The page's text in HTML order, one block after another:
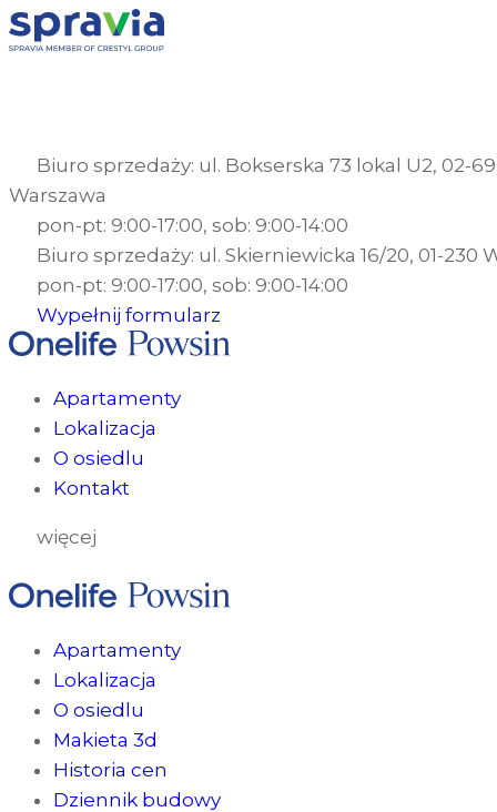
Biuro sprzedaży: ul. Bokserska 73 lokal U2, 02-
Warszawa
pon-pt: 9:00-17:00, sob: 9:00-14:00
Biuro sprzedaży: ul. Skierniewicka 16/20, 01-230
pon-pt: 9:00-17:00, sob: 9:00-14:00
Wypełnij formularz
Apartamenty
Lokalizacja
O osiedlu
Kontakt
więcej
Apartamenty
Lokalizacja
O osiedlu
Makieta 3d
Historia cen
Dziennik budowy